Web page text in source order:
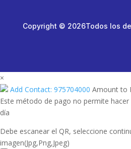
Copyright © 2026Todos los
×
Add Contact: 975704000 Amount to
Este método de pago no permite
día
Debe escanear el QR, seleccione
imagen(Jpg,Png,Jpeg)